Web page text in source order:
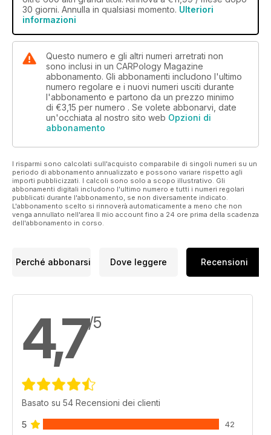
30 giorni. Annulla in qualsiasi momento. Ulteriori
informazioni
Questo numero e gli altri numeri arretrati non
sono inclusi in un CARPology Magazine
abbonamento. Gli abbonamenti includono l'ultimo
numero regolare e i nuovi numeri usciti durante
l'abbonamento e partono da un prezzo minimo
di €3,15 per numero . Se volete abbonarvi, date
un'occhiata al nostro sito web Opzioni di
abbonamento
I risparmi sono calcolati sull'acquisto comparabile di singoli numeri su un
periodo di abbonamento annualizzato e possono variare rispetto agli
importi pubblicizzati. I calcoli sono solo a scopo illustrativo. Gli
abbonamenti digitali includono l'ultimo numero e tutti i numeri regolari
pubblicati durante l'abbonamento, se non diversamente indicato.
L'abbonamento scelto si rinnoverà automaticamente a meno che non
venga annullato nell'area Il mio account fino a 24 ore prima della scadenza
dell'abbonamento in corso.
Perché abbonarsi Dove leggere Recensioni
4,7/5
Basato su 54 Recensioni dei clienti
5 42